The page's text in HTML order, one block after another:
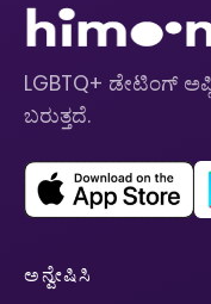
LGBTQ+ ಡೇಟಿಂಗ್
ಬರುತ್ತದೆ.
ಅನ್ವೇಷಿಸಿ